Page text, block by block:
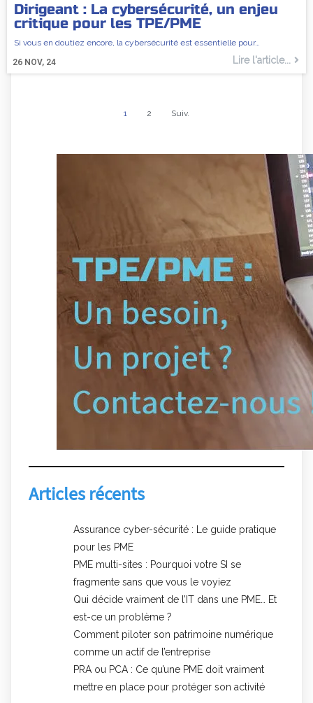
Dirigeant : La cybersécurité, un enjeu
critique pour les TPE/PME
26 NOV, 24
Si vous en doutiez encore, la cybersécurité est essentielle pour…
Lire l'article...
1 2 Suiv.
Articles récents
Assurance cyber-sécurité : Le guide pratique
pour les PME
PME multi-sites : Pourquoi votre SI se
fragmente sans que vous le voyiez
Qui décide vraiment de l’IT dans une PME… Et
est-ce un problème ?
Comment piloter son patrimoine numérique
comme un actif de l’entreprise
PRA ou PCA : Ce qu’une PME doit vraiment
mettre en place pour protéger son activité